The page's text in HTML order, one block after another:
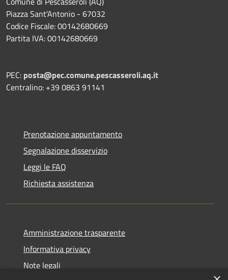
Piazza Sant'Antonio - 67032
Codice Fiscale: 00142680669
Partita IVA: 00142680669
PEC: posta@pec.comune.pescasseroli.aq.it
Centralino: +39 0863 91141
Prenotazione appuntamento
Segnalazione disservizio
Leggi le FAQ
Richiesta assistenza
Amministrazione trasparente
Informativa privacy
Note legali